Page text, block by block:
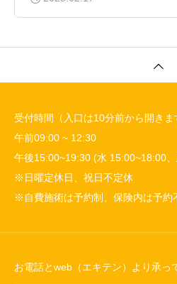
受付時間（入口は10分前から開きま
午前09:00 ~ 12:30
午後15:00~19:30 (水 15:00~18:00
※日曜定休日、祝日不定休
※自費施術は予約制、保険内は予約
お電話とweb（エキテン）より承っ